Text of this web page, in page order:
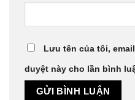
Lưu tên của tôi,
duyệt này cho lần bình